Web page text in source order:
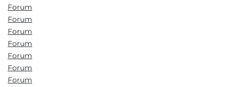
Forum
Forum
Forum
Forum
Forum
Forum
Forum